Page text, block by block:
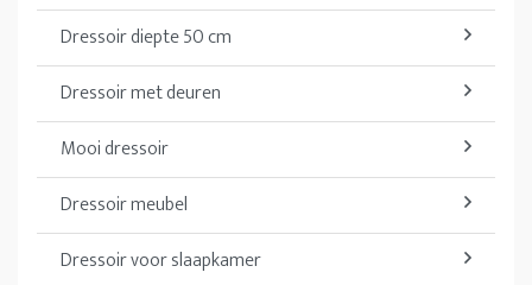
Dressoir diepte 50 cm
Dressoir met deuren
Mooi dressoir
Dressoir meubel
Dressoir voor slaapkamer